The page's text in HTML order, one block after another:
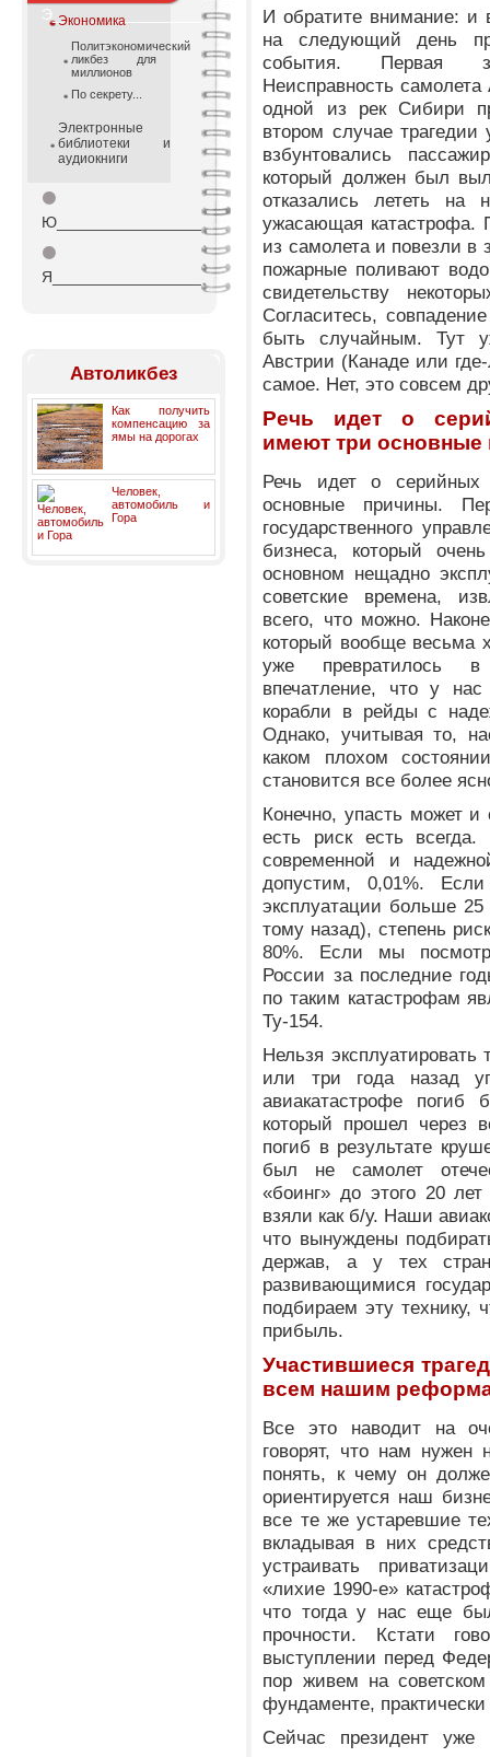
Э_________________
Экономика
Политэкономический
ликбез для
миллионов
По секрету...
Электронные
библиотеки и
аудиокниги
⚫
Ю_________________
⚫
Я_________________
Автоликбез
Как получить
компенсацию за
ямы на дорогах
Человек,
автомобиль и
Гора
И обратите внимание: и
на следующий день
события. Первая
Неисправность
одной из рек Сибири
втором случае
взбунтовались
который должен был
отказались лететь
ужасающая катастрофа.
из самолета и повезли в
пожарные поливают
свидетельству
Согласитесь,
быть случайным. Тут
Австрии (Канаде или
самое. Нет, это совсем
Речь идет о
имеют три основные
Речь идет о серийных
основные причины.
государственного
бизнеса, который
основном нещадно
советские времена,
всего, что можно.
который вообще весьма
уже превратилось в
впечатление, что у
корабли в рейды с
Однако, учитывая то,
каком плохом
становится все более
Конечно, упасть может
есть риск есть
современной и
допустим, 0,01%.
эксплуатации больше
тому назад), степень
80%. Если мы
России за последние
по таким катастрофам
Ту-154.
Нельзя эксплуатировать
или три года назад
авиакатастрофе погиб
который прошел через
погиб в результате
был не самолет
«боинг» до этого 20
взяли как б/у. Наши
что вынуждены
держав, а у тех
развивающимися
подбираем эту технику,
прибыль.
Участившиеся
всем нашим
Все это наводит на
говорят, что нам нужен
понять, к чему он
ориентируется наш
все те же устаревшие
вкладывая в них
устраивать
«лихие 1990-е»
что тогда у нас еще
прочности. Кстати
выступлении перед
пор живем на
фундаменте,
Сейчас президент уже